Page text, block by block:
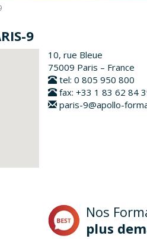
9
10, rue Bleue
75009 Paris – France
tel: 0 805 950 800
fax: +33 1 83 62 84
paris-9@apollo-
Nos
plus